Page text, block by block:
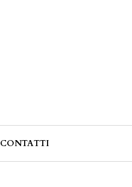
CONTATTI